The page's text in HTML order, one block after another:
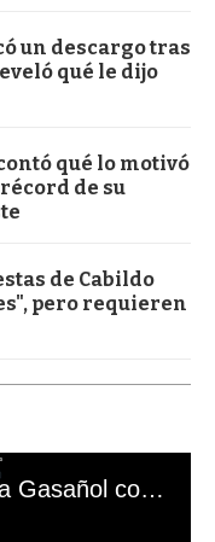
un descargo tras
qué le dijo
qué lo motivó
de su
de Cabildo
pero requieren
El mal momento de Yanina Gasañol con un hincha argentino en "Subrayado"